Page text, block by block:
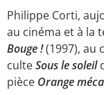
Philippe Corti,
au cinéma et à la
Bouge !(1997), au
culteSous le soleil
pièce Orange